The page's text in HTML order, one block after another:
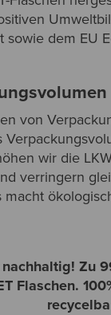
sowie dem EU
von
wir die
verringern
macht
Zu
Flaschen.